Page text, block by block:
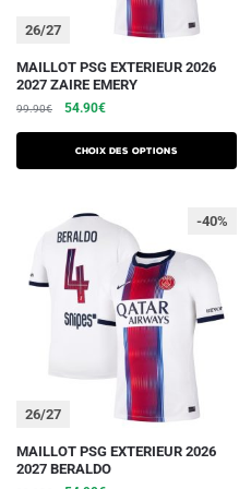
du
26/27
MAILLOT PSG EXTERIEUR 2026
2027 ZAIRE EMERY
99.90€
Le
initial
était :
54.90€Le
actuel
est :
Choix des options
Ce
produit
a
plusieurs
variations.
options
peuvent
être
du
26/27
-40%
MAILLOT PSG EXTERIEUR 2026
2027 BERALDO
Ce
produit